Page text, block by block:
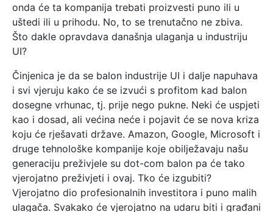
onda će ta kompanija trebati proizvesti puno ili u
uštedi ili u prihodu. No, to se trenutačno ne zbiva.
Što dakle opravdava današnja ulaganja u industriju
UI?
Činjenica je da se balon industrije UI i dalje napuhava
i svi vjeruju kako će se izvući s profitom kad balon
dosegne vrhunac, tj. prije nego pukne. Neki će uspjeti
kao i dosad, ali većina neće i pojavit će se nova kriza
koju će rješavati države. Amazon, Google, Microsoft i
druge tehnološke kompanije koje obilježavaju našu
generaciju preživjele su dot-com balon pa će tako
vjerojatno preživjeti i ovaj. Tko će izgubiti?
Vjerojatno dio profesionalnih investitora i puno malih
ulagača. Svakako će vjerojatno na udaru biti i građani